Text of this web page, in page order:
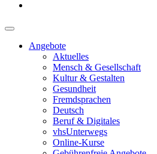
Angebote
Aktuelles
Mensch & Gesellschaft
Kultur & Gestalten
Gesundheit
Fremdsprachen
Deutsch
Beruf & Digitales
vhsUnterwegs
Online-Kurse